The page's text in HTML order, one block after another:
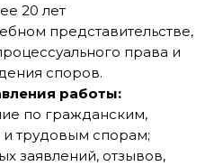
20 лет
представительстве,
права и
споров.
работы:
по гражданским,
трудовым спорам;
заявлений, отзывов,